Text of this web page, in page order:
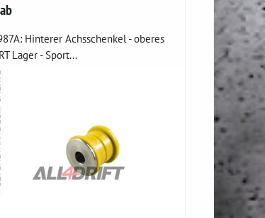
Hinterer Achsschenkel - oberes
Lager - Sport...